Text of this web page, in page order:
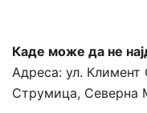
Каде може да не
Адреса: ул. Климент
Струмица, Северна